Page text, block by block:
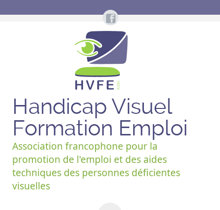
Handicap Visuel
Formation Emploi
Association francophone pour la
promotion de l'emploi et des aides
techniques des personnes déficientes
visuelles